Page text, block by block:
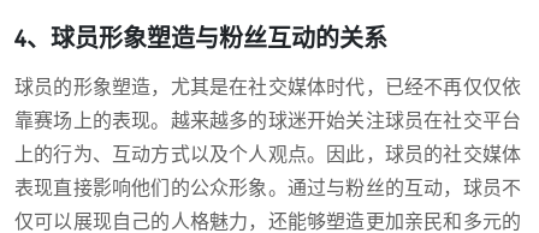
4、球员形象塑造与粉丝互动的关系
球员的形象塑造，尤其是在社交媒体时代，已经不再仅仅依
靠赛场上的表现。越来越多的球迷开始关注球员在社交平台
上的行为、互动方式以及个人观点。因此，球员的社交媒体
表现直接影响他们的公众形象。通过与粉丝的互动，球员不
仅可以展现自己的人格魅力，还能够塑造更加亲民和多元的